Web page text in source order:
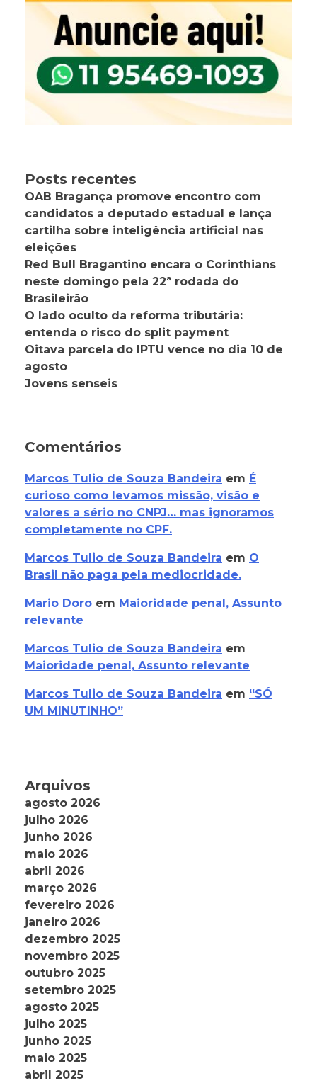
Posts recentes
OAB Bragança promove encontro com
candidatos a deputado estadual e lança
cartilha sobre inteligência artificial nas
eleições
Red Bull Bragantino encara o Corinthians
neste domingo pela 22ª rodada do
Brasileirão
O lado oculto da reforma tributária:
entenda o risco do split payment
Oitava parcela do IPTU vence no dia 10 de
agosto
Jovens senseis
Comentários
Marcos Tulio de Souza Bandeira em É
curioso como levamos missão, visão e
valores a sério no CNPJ… mas ignoramos
completamente no CPF.
Marcos Tulio de Souza Bandeira em O
Brasil não paga pela mediocridade.
Mario Doro em Maioridade penal, Assunto
relevante
Marcos Tulio de Souza Bandeira em
Maioridade penal, Assunto relevante
Marcos Tulio de Souza Bandeira em “SÓ
UM MINUTINHO”
Arquivos
agosto 2026
julho 2026
junho 2026
maio 2026
abril 2026
março 2026
fevereiro 2026
janeiro 2026
dezembro 2025
novembro 2025
outubro 2025
setembro 2025
agosto 2025
julho 2025
junho 2025
maio 2025
abril 2025